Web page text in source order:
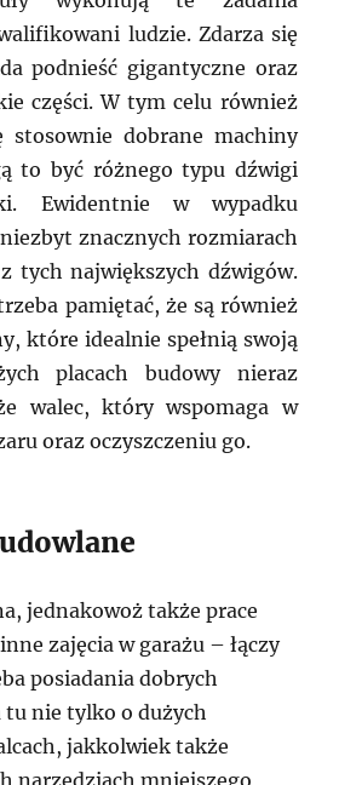
ludzie. Zdarza się
podnieść gigantyczne oraz
części. W tym celu również
stosownie dobrane machiny
to być różnego typu dźwigi
Ewidentnie w wypadku
znacznych rozmiarach
tych największych dźwigów.
pamiętać, że są również
które idealnie spełnią swoją
placach budowy nieraz
walec, który wspomaga w
oraz oczyszczeniu go.
jednakowoż także prace
zajęcia w garażu – łączy
posiadania dobrych
tu nie tylko o dużych
jakkolwiek także